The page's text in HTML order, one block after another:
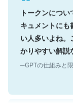
トークンにつ
キュメントに
い人多いよね。
かりやすい解説
─GPTの仕組みと